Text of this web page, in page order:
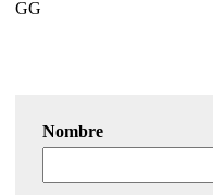
GG
Nombre